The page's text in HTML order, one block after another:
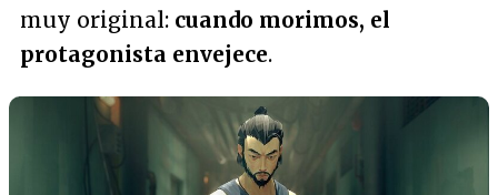
muy original: cuando morimos, el
protagonista envejece.